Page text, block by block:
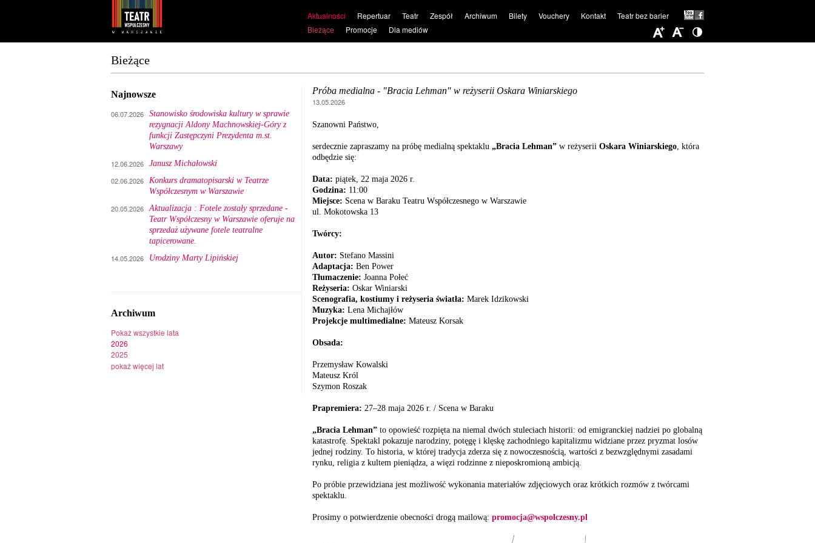
Aktualności
Bieżące
Promocje Dla mediów
Repertuar Teatr Zespół Archiwum Bilety Vouchery Kontakt Teatr bez barier
Bieżące
Najnowsze
06.07.2026 Stanowisko środowiska kultury w sprawie
rezygnacji Aldony Machnowskiej-Góry z
funkcji Zastępczyni Prezydenta m.st.
Warszawy
12.06.2026 Janusz Michałowski
02.06.2026 Konkurs dramatopisarski w Teatrze
Współczesnym w Warszawie
20.05.2026 Aktualizacja : Fotele zostały sprzedane -
Teatr Współczesny w Warszawie oferuje na
sprzedaż używane fotele teatralne
tapicerowane.
14.05.2026 Urodziny Marty Lipińskiej
Archiwum
Pokaż wszystkie lata
2026
2025
pokaż więcej lat
Próba medialna - "Bracia Lehman" w reżyserii Oskara Winiarskiego
13.05.2026
Szanowni Państwo,
serdecznie zapraszamy na próbę medialną spektaklu „Bracia Lehman” w reżyserii Oskara Winiarskiego, która
odbędzie się:
Data: piątek, 22 maja 2026 r.
Godzina: 11:00
Miejsce: Scena w Baraku Teatru Współczesnego w Warszawie
ul. Mokotowska 13
Twórcy:
Autor: Stefano Massini
Adaptacja: Ben Power
Tłumaczenie: Joanna Połeć
Reżyseria: Oskar Winiarski
Scenografia, kostiumy i reżyseria światła: Marek Idzikowski
Muzyka: Lena Michajłów
Projekcje multimedialne: Mateusz Korsak
Obsada:
Przemysław Kowalski
Mateusz Król
Szymon Roszak
Prapremiera: 27–28 maja 2026 r. / Scena w Baraku
„Bracia Lehman” to opowieść rozpięta na niemal dwóch stuleciach historii: od emigranckiej nadziei po globalną
katastrofę. Spektakl pokazuje narodziny, potęgę i klęskę zachodniego kapitalizmu widziane przez pryzmat losów
jednej rodziny. To historia, w której tradycja zderza się z nowoczesnością, wartości z bezwzględnymi zasadami
rynku, religia z kultem pieniądza, a więzi rodzinne z nieposkromioną ambicją.
Po próbie przewidziana jest możliwość wykonania materiałów zdjęciowych oraz krótkich rozmów z twórcami
spektaklu.
Prosimy o potwierdzenie obecności drogą mailową: promocja@wspolczesny.pl